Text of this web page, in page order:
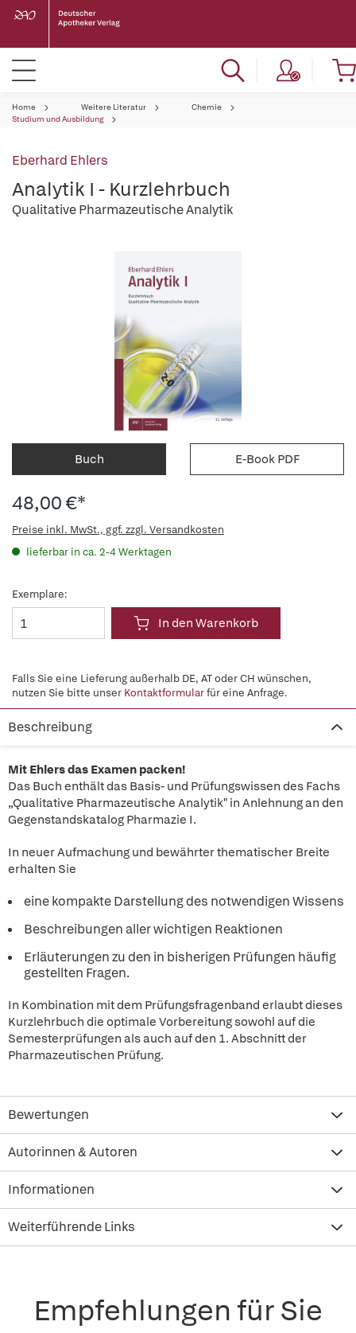
Home Weitere Literatur
Chemie
Studium und Ausbildung
Eberhard Ehlers
Analytik I - Kurzlehrbuch
Qualitative Pharmazeutische Analytik
Buch E-Book PDF
48,00 €*
Preise inkl. MwSt., ggf. zzgl. Versandkosten
lieferbar in ca. 2-4 Werktagen
Exemplare:
In den Warenkorb
Falls Sie eine Lieferung außerhalb DE, AT oder CH wünschen,
nutzen Sie bitte unser Kontaktformularfür eine Anfrage.
Beschreibung
Mit Ehlers das Examen packen!
Das Buch enthält das Basis- und Prüfungswissen des Fachs
„Qualitative Pharmazeutische Analytik" in Anlehnung an den
Gegenstandskatalog Pharmazie I.
In neuer Aufmachung und bewährter thematischer Breite
erhalten Sie
eine kompakte Darstellung des notwendigen Wissens
Beschreibungen aller wichtigen Reaktionen
Erläuterungen zu den in bisherigen Prüfungen häufig
gestellten Fragen.
In Kombination mit dem Prüfungsfragenband erlaubt dieses
Kurzlehrbuch die optimale Vorbereitung sowohl auf die
Semesterprüfungen als auch auf den 1. Abschnitt der
Pharmazeutischen Prüfung.
Bewertungen
Autorinnen & Autoren
Informationen
Weiterführende Links
Empfehlungen für Sie